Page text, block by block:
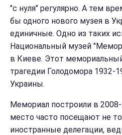
"с нуля" регулярно. А тем
бы одного нового музея в
единичные. Одно из таких
Национальный музей
в Киеве. Этот
трагедии Голодомора 1932-
Украины.
Мемориал построили в
место часто посещают не
иностранные делегации,